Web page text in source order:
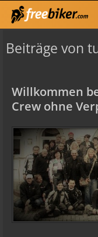
Beiträge von
Willkommen
Crew ohne